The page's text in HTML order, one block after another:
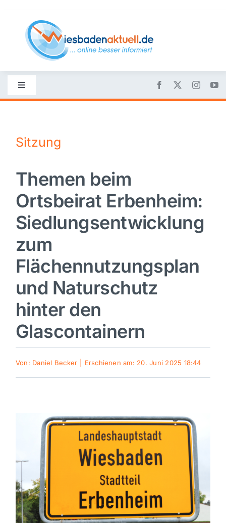
content
Toggle
Navigation
Nachrichten
Politik
Wirtschaft
Sport
Panorama
Galerie
Polizeimeldungen
Themen und Termine
Gewinnspiele
Sitzung
Themen beim
Ortsbeirat Erbenheim:
Siedlungsentwicklung
zum
Flächennutzungsplan
und Naturschutz
hinter den
Glascontainern
Von: Daniel Becker Erschienen am: 20. Juni 2025 18:44